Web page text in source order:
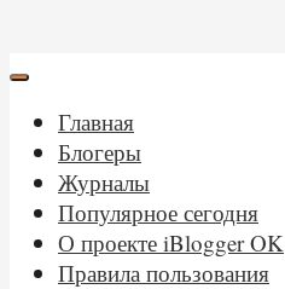
Главная
Блогеры
Журналы
Популярное сегодня
О проекте iBlogger OK
Правила пользования